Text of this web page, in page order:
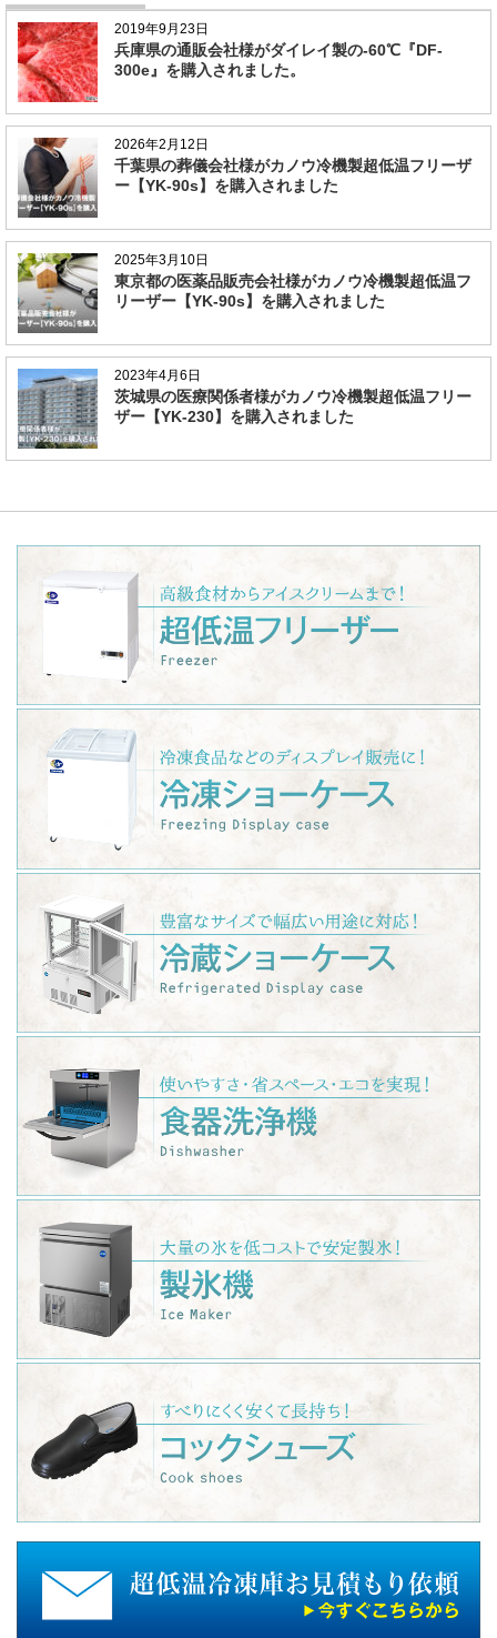
2019年9月23日
兵庫県の通販会社様がダイレイ製の-60℃『DF-
300e』を購入されました。
2026年2月12日
千葉県の葬儀会社様がカノウ冷機製超低温フリーザ
ー【YK-90s】を購入されました
2025年3月10日
東京都の医薬品販売会社様がカノウ冷機製超低温フ
リーザー【YK-90s】を購入されました
2023年4月6日
茨城県の医療関係者様がカノウ冷機製超低温フリー
ザー【YK-230】を購入されました